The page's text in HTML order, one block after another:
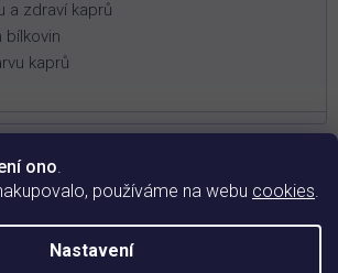
ono.
používáme na webu cookies.
Nastavení
a zdraví kaprů
bílkovin
kaprů